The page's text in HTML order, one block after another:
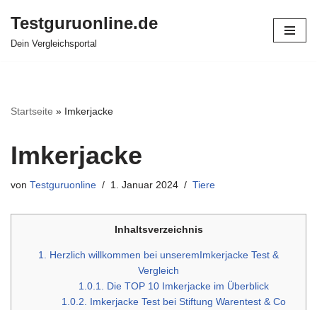
Zum
Testguruonline.de
Dein Vergleichsportal
Startseite » Imkerjacke
Imkerjacke
von Testguruonline 1. Januar 2024 Tiere
Inhaltsverzeichnis
1. Herzlich willkommen bei unseremImkerjacke Test &
Vergleich
1.0.1. Die TOP 10 Imkerjacke im Überblick
1.0.2. Imkerjacke Test bei Stiftung Warentest & Co